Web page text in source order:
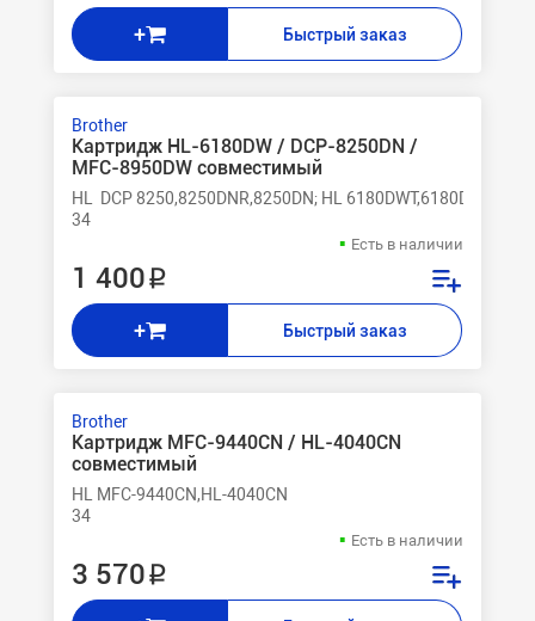
+ Быстрый заказ
Brother
Картридж HL-6180DW / DCP-8250DN /
MFC-8950DW совместимый
HL DCP 8250,8250DNR,8250DN; HL 6180DWT,6180DW,6180;
34
Есть в наличии
1 400 ₽
+ Быстрый заказ
Brother
Картридж MFC-9440CN / HL-4040CN
совместимый
HL MFC-9440CN,HL-4040CN
34
Есть в наличии
3 570 ₽